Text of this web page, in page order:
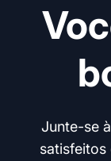
Junte-se
satisfeitos